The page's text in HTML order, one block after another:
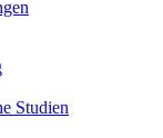
Studien